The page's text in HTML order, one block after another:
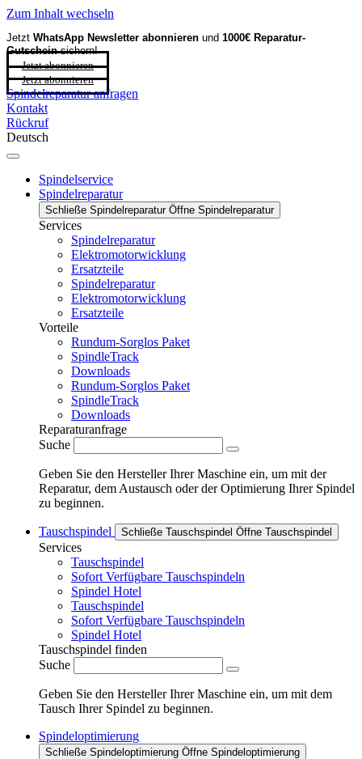
Zum Inhalt wechseln
Jetzt WhatsApp Newsletter abonnieren und 1000€ Reparatur-
Gutscheinsichern!
Jetzt abonnieren
Jetzt abonnieren
Spindelreparatur anfragen
Kontakt
Rückruf
Deutsch
Spindelservice
Spindelreparatur
Schließe Spindelreparatur Öffne Spindelreparatur
Services
Spindelreparatur
Elektromotorwicklung
Ersatzteile
Spindelreparatur
Elektromotorwicklung
Ersatzteile
Vorteile
Rundum-Sorglos Paket
SpindleTrack
Downloads
Rundum-Sorglos Paket
SpindleTrack
Downloads
Reparaturanfrage
Suche
Geben Sie den Hersteller Ihrer Maschine ein, um mit der
Reparatur, dem Austausch oder der Optimierung Ihrer Spindel
zu beginnen.
Tauschspindel Schließe Tauschspindel Öffne Tauschspindel
Services
Tauschspindel
Sofort Verfügbare Tauschspindeln
Spindel Hotel
Tauschspindel
Sofort Verfügbare Tauschspindeln
Spindel Hotel
Tauschspindel finden
Suche
Geben Sie den Hersteller Ihrer Maschine ein, um mit dem
Tausch Ihrer Spindel zu beginnen.
Spindeloptimierung
Schließe Spindeloptimierung Öffne Spindeloptimierung